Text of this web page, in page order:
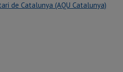
de Catalunya (AQU Catalunya)